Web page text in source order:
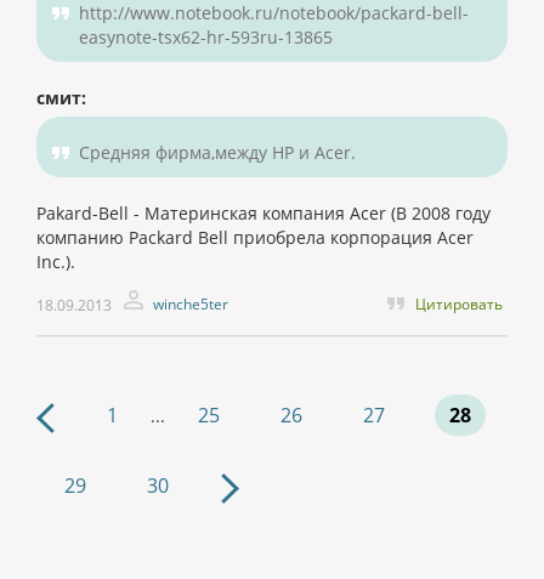
http://www.notebook.ru/notebook/packard-bell-
easynote-tsx62-hr-593ru-13865
смит:
Средняя фирма,между HP и Acer.
Pakard-Bell - Материнская компания Acer (В 2008 году
компанию Packard Bell приобрела корпорация Acer
Inc.).
18.09.2013 winche5ter Цитировать
1 ... 25 26 27 28
29 30